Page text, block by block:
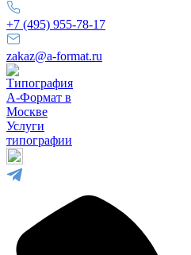
+7 (495) 955-78-17
zakaz@a-format.ru
Услуги
типографии